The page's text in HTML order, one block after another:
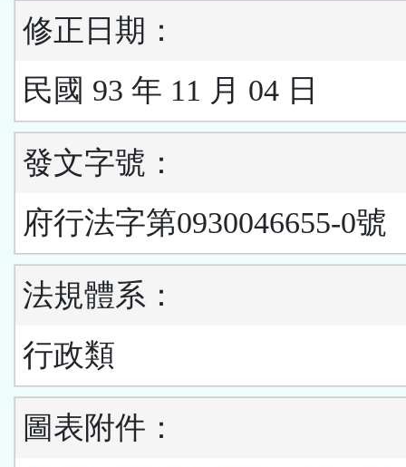
修正日期：
民國 93 年 11 月 04 日
發文字號：
府行法字第0930046655-0號
法規體系：
行政類
圖表附件：